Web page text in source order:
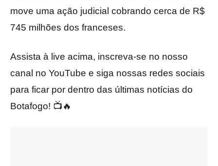
move uma ação judicial cobrando cerca de R$
745 milhões dos franceses.
Assista à live acima, inscreva-se no nosso
canal no YouTube e siga nossas redes sociais
para ficar por dentro das últimas notícias do
Botafogo! 📺🔥